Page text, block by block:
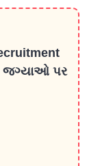
જગ્યાઓ પર